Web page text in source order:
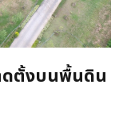
ดตั้งบนพื้นดิน